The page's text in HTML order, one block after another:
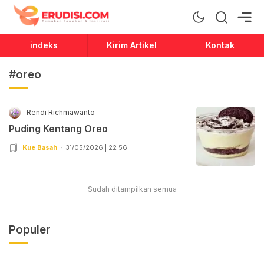
Erudisi
Temukan Jawaban dan Inspirasi
indeks Kirim Artikel Kontak
#oreo
Rendi Richmawanto
Puding Kentang Oreo
Kue Basah 31/05/2026 | 22:56
Sudah ditampilkan semua
Populer